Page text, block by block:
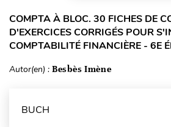
COMPTA À BLOC. 30 FICHES DE
D'EXERCICES CORRIGÉS POUR
COMPTABILITÉ FINANCIÈRE - 6E
Autor(en) : Besbès Imène
BUCH